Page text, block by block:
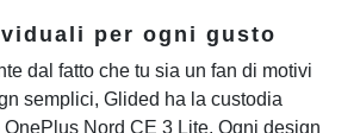
per ogni gusto
dal fatto che tu sia un fan di motivi
semplici, Glided ha la custodia
OnePlus Nord CE 3 Lite. Ogni design